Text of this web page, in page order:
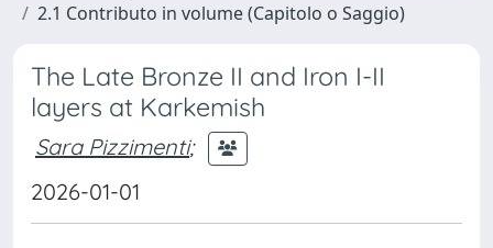
2.1 Contributo in volume (Capitolo o Saggio)
The Late Bronze II and Iron I-II
layers at Karkemish
Sara Pizzimenti;
2026-01-01